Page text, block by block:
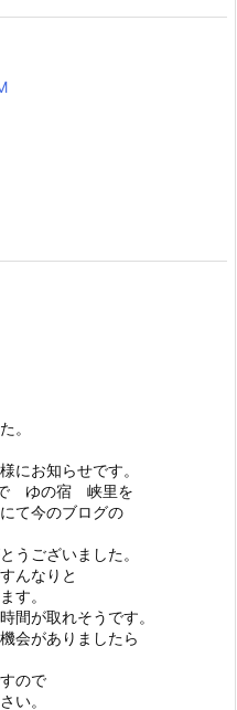
。
にお知らせです。
ゆの宿 峡里を
て今のブログの
うございました。
んなりと
す。
間が取れそうです。
会がありましたら
ので
い。